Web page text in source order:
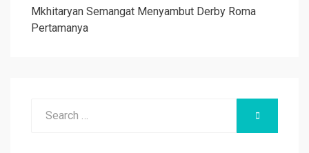
Mkhitaryan Semangat Menyambut Derby Roma
Pertamanya
SEARCH